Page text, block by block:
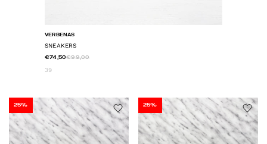
VERBENAS
SNEAKERS
€74,50€99,00
39
25% 25%